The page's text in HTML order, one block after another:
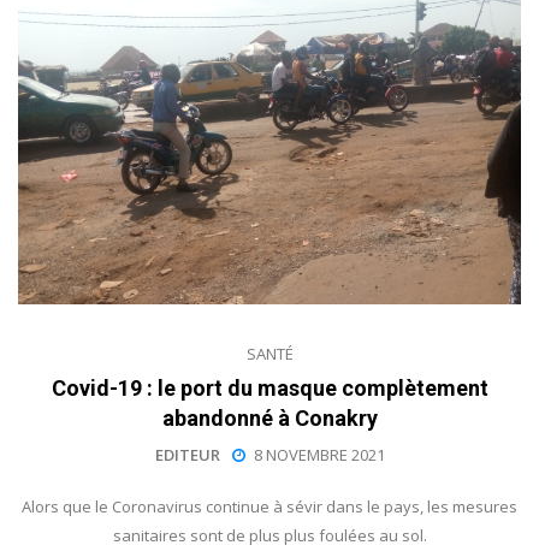
SANTÉ
Covid-19 : le port du masque complètement
abandonné à Conakry
EDITEUR 8 NOVEMBRE 2021
Alors que le Coronavirus continue à sévir dans le pays, les mesures
sanitaires sont de plus plus foulées au sol.